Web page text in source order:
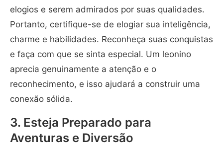
elogios e serem admirados por suas qualidades.
Portanto, certifique-se de elogiar sua inteligência,
charme e habilidades. Reconheça suas conquistas
e faça com que se sinta especial. Um leonino
aprecia genuinamente a atenção e o
reconhecimento, e isso ajudará a construir uma
conexão sólida.
3. Esteja Preparado para
Aventuras e Diversão